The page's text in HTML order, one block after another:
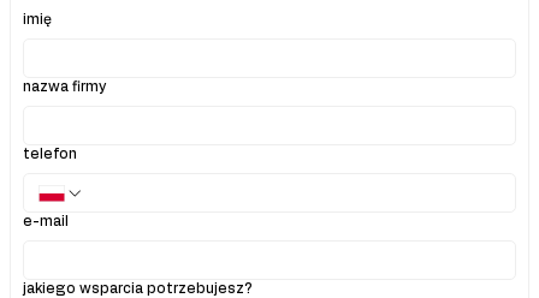
imię
nazwa firmy
telefon
e-mail
jakiego wsparcia potrzebujesz?